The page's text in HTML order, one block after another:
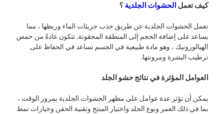
كيف تعمل الحشوات الجلدية ؟
تعمل الحشوات الجلدية عن طريق جذب جزيئات الماء وربطها ، مما
يساعد على إضافة الحجم إلى المنطقة المحقونة. تتكون عادةً من حمض
الهيالورونيك ، وهو مادة طبيعية في الجسم تساعد في الحفاظ على
ترطيب البشرة ومرونتها.
العوامل المؤثرة في نتائج حشو الجلد
يمكن أن تؤثر عدة عوامل على مظهر الحشوات الجلدية بمرور الوقت ،
بما في ذلك العمر ونوع الجلد واختيار المنتج وتقنية الحقن وخيارات نمط